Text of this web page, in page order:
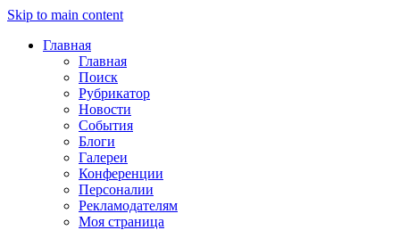
Skip to main content
Главная
Главная
Поиск
Рубрикатор
Новости
События
Блоги
Галереи
Конференции
Персоналии
Рекламодателям
Моя страница